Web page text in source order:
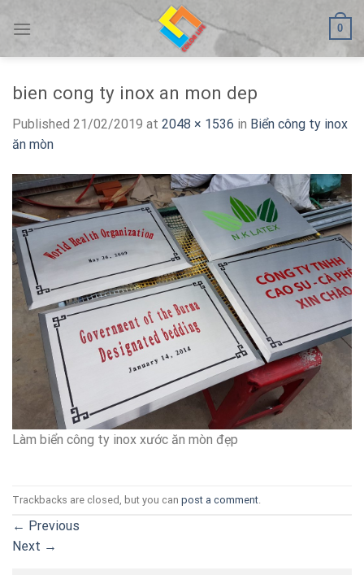
0
bien cong ty inox an mon dep
Published 21/02/2019 at 2048 × 1536 in Biển công ty inox
ăn mòn
Làm biển công ty inox xước ăn mòn đẹp
Trackbacks are closed, but you can post a comment
← Previous
Next →